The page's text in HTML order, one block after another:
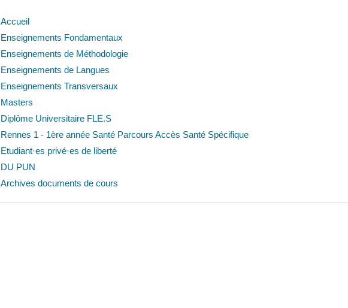
Accueil
Enseignements Fondamentaux
Enseignements de Méthodologie
Enseignements de Langues
Enseignements Transversaux
Masters
Diplôme Universitaire FLE.S
Rennes 1 - 1ère année Santé Parcours Accès Santé Spécifique
Etudiant·es privé·es de liberté
DU PUN
Archives documents de cours